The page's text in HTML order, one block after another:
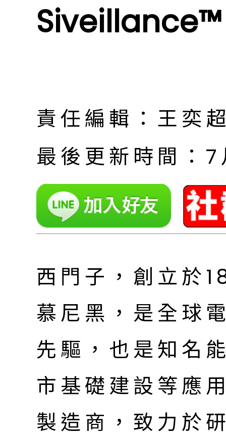
Siveillance™
責任編輯：王奕
最後更新時間
西門子，創立於
慕尼黑，是全球
先驅，也是知名
市基礎建設等應
製造商，致力於